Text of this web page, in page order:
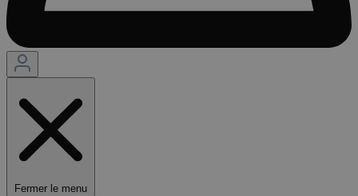
Fermer le menu